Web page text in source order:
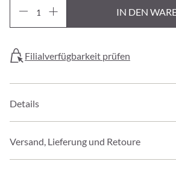
IN DEN
Filialverfügbarkeit prüfen
Details
Versand, Lieferung und Retoure